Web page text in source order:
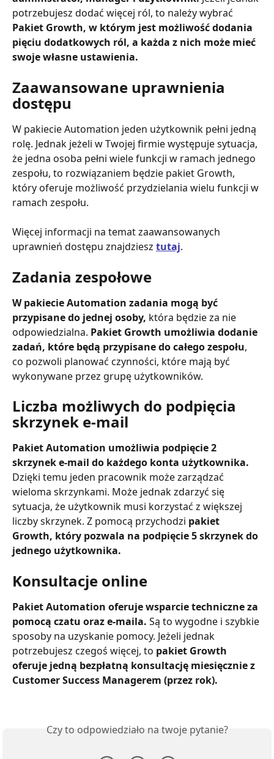
potrzebujesz dodać więcej ról, to należy wybrać
Pakiet Growth, w którym jest możliwość dodania
pięciu dodatkowych ról, a każda z nich może mieć
swoje własne ustawienia.
Zaawansowane uprawnienia
dostępu
W pakiecie Automation jeden użytkownik pełni jedną
rolę. Jednak jeżeli w Twojej firmie występuje sytuacja,
że jedna osoba pełni wiele funkcji w ramach jednego
zespołu, to rozwiązaniem będzie pakiet Growth,
który oferuje możliwość przydzielania wielu funkcji w
ramach zespołu.
Więcej informacji na temat zaawansowanych
uprawnień dostępu znajdziesz tutaj.
Zadania zespołowe
W pakiecie Automation zadania mogą być
przypisane do jednej osoby, która będzie za nie
odpowiedzialna. Pakiet Growth umożliwia dodanie
zadań, które będą przypisane do całego zespołu,
co pozwoli planować czynności, które mają być
wykonywane przez grupę użytkowników.
Liczba możliwych do podpięcia
skrzynek e-mail
Pakiet Automation umożliwia podpięcie 2
skrzynek e-mail do każdego konta użytkownika.
Dzięki temu jeden pracownik może zarządzać
wieloma skrzynkami. Może jednak zdarzyć się
sytuacja, że użytkownik musi korzystać z większej
liczby skrzynek. Z pomocą przychodzi pakiet
Growth, który pozwala na podpięcie 5 skrzynek do
jednego użytkownika.
Konsultacje online
Pakiet Automation oferuje wsparcie techniczne za
pomocą czatu oraz e-maila. Są to wygodne i szybkie
sposoby na uzyskanie pomocy. Jeżeli jednak
potrzebujesz czegoś więcej, to pakiet Growth
oferuje jedną bezpłatną konsultację miesięcznie z
Customer Success Managerem (przez rok).
Czy to odpowiedziało na twoje pytanie?